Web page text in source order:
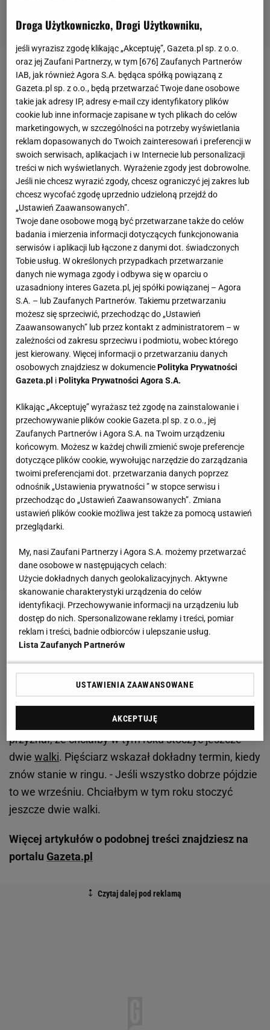
"Diablo" Włodarczykostatni raz wringustanął w
listopadzie zeszłego roku, kiedy to zmierzył się z
Maximiliano Jorge Gomezem. Polak pokonał
Argentyńczyka przed czasem. Ostatnie pięć
miesięcy pięściarz spędził w więzieniu. Teraz chce
wrócić na ring.
Zobacz wideo"Na chwilę zawieszam rękawice na
kołku. Nie będzie przeskakiwania z MMA do boksu"
Krzysztof "Diablo" Włodarczyk chce stoczyć kolejne
walki. Rzuca wyzwanie Arturowi Szpilce
w rozmowie z Andrzejem Kostyrą
przyznał, że chciałby w tym roku stoczyć jeszcze
dwie walki. Pięściarz wskazał dokładny termin, kiedy
znów stanie w ringu. - Jeśli wszystko dobrze pójdzie
to we wrześniu. Chciałbym w tym roku stoczyć
jeszcze dwie walki.
Więcej artykułów o podobnej treści znajdziesz na
portalu Gazeta.pl
Droga Użytkowniczko, Drogi Użytkowniku,
jeśli wyrazisz zgodę klikając „Akceptuję”, Gazeta.pl sp. z o.o.
oraz jej Zaufani Partnerzy, w tym [676] Zaufanych Partnerów
IAB, jak również Agora S.A. będąca spółką powiązaną z
Gazeta.pl sp. z o.o., będą przetwarzać Twoje dane osobowe
takie jak adresy IP, adresy e-mail czy identyfikatory plików
cookie lub inne informacje zapisane w tych plikach do celów
marketingowych, w szczególności na potrzeby wyświetlania
reklam dopasowanych do Twoich zainteresowań i preferencji w
swoich serwisach, aplikacjach i w Internecie lub personalizacji
treści w nich wyświetlanych. Wyrażenie zgody jest dobrowolne.
Jeśli nie chcesz wyrazić zgody, chcesz ograniczyć jej zakres lub
chcesz wycofać zgodę uprzednio udzieloną przejdź do
„Ustawień Zaawansowanych”.
Twoje dane osobowe mogą być przetwarzane także do celów
badania i mierzenia informacji dotyczących funkcjonowania
serwisów i aplikacji lub łączone z danymi dot. świadczonych
Tobie usług. W określonych przypadkach przetwarzanie
danych nie wymaga zgody i odbywa się w oparciu o
uzasadniony interes Gazeta.pl, jej spółki powiązanej – Agora
S.A. – lub Zaufanych Partnerów. Takiemu przetwarzaniu
możesz się sprzeciwić, przechodząc do „Ustawień
Zaawansowanych” lub przez kontakt z administratorem – w
zależności od zakresu sprzeciwu i podmiotu, wobec którego
jest kierowany. Więcej informacji o przetwarzaniu danych
osobowych znajdziesz w dokumenciePolityka Prywatności
Gazeta.pl iPolityka Prywatności Agora S.A.
Klikając „Akceptuję” wyrażasz też zgodę na zainstalowanie i
przechowywanie plików cookie Gazeta.pl sp. z o.o., jej
Zaufanych Partnerów i Agora S.A. na Twoim urządzeniu
końcowym. Możesz w każdej chwili zmienić swoje preferencje
dotyczące plików cookie, wywołując narzędzie do zarządzania
twoimi preferencjami dot. przetwarzania danych poprzez
odnośnik „Ustawienia prywatności ” w stopce serwisu i
przechodząc do „Ustawień Zaawansowanych”. Zmiana
ustawień plików cookie możliwa jest także za pomocą ustawień
przeglądarki.
My, nasi Zaufani Partnerzy i Agora S.A. możemy przetwarzać
dane osobowe w następujących celach:
Użycie dokładnych danych geolokalizacyjnych. Aktywne
skanowanie charakterystyki urządzenia do celów
identyfikacji. Przechowywanie informacji na urządzeniu lub
dostęp do nich. Spersonalizowane reklamy i treści, pomiar
reklam i treści, badnie odbiorców i ulepszanie usług.
Lista Zaufanych Partnerów
USTAWIENIA ZAAWANSOWANE
AKCEPTUJĘ